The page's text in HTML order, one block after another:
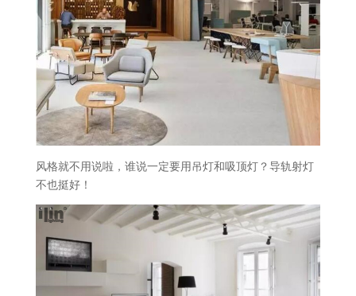
风格就不用说啦，谁说一定要用吊灯和吸顶灯？导轨射灯
不也挺好！